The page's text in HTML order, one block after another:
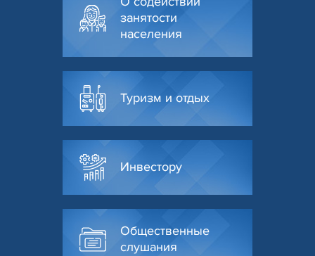
занятости
населения
Туризм и отдых
Инвестору
Общественные
слушания